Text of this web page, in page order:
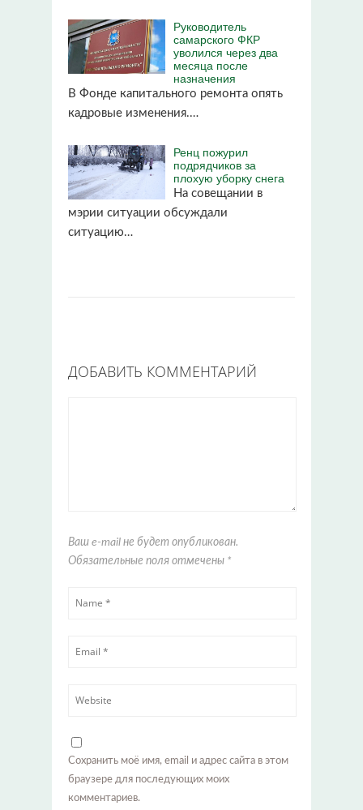
Руководитель
самарского ФКР
уволился через два
месяца после
назначения
В Фонде капитального ремонта опять
кадровые изменения.…
Ренц пожурил
подрядчиков за
плохую уборку снега
На совещании в
мэрии ситуации обсуждали
ситуацию…
ДОБАВИТЬ КОММЕНТАРИЙ
Ваш e-mail не будет опубликован.
Обязательные поля отмечены *
Сохранить моё имя, email и адрес сайта в этом
браузере для последующих моих
комментариев.